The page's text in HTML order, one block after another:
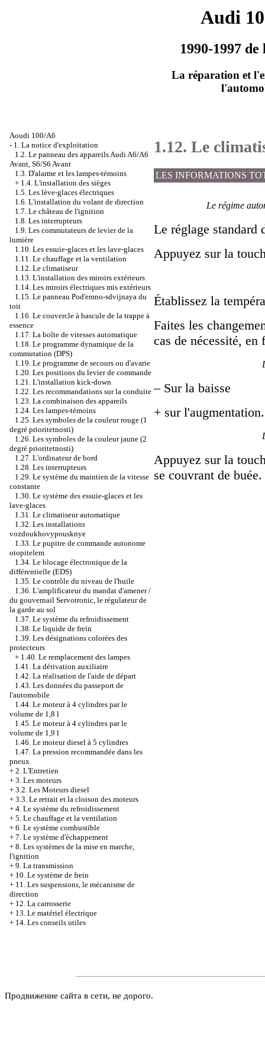
Audi
1990-1997
La réparation et
Aoudi 100/A6
- 1. La notice d'exploitation
1.2. Le panneau des appareils Audi A6/A6
Avant, S6/S6 Avant
1.3. D'alarme et les lampes-témoins
+ 1.4. L'installation des sièges
1.5. Les lève-glaces électriques
1.6. L'installation du volant de direction
1.7. Le château de l'ignition
1.8. Les interrupteurs
1.9. Les commutateurs de levier de la
lumière
1.10. Les essuie-glaces et les lave-glaces
1.11. Le chauffage et la ventilation
1.12. Le climatiseur
1.13. L'installation des miroirs extérieurs
1.14. Les miroirs électriques mis extérieurs
1.15. Le panneau Pod'emno-sdvijnaya du
toit
1.16. Le couvercle à bascule de la trappe à
essence
1.17. La boîte de vitesses automatique
1.18. Le programme dynamique de la
commutation (DPS)
1.19. Le programme de secours ou d'avarie
1.20. Les positions du levier de commande
1.21. L'installation kick-down
1.22. Les recommandations sur la conduite
1.23. La combinaison des appareils
1.24. Les lampes-témoins
1.25. Les symboles de la couleur rouge (1
degré prioritetnosti)
1.26. Les symboles de la couleur jaune (2
degré prioritetnosti)
1.27. L'ordinateur de bord
1.28. Les interrupteurs
1.29. Le système du maintien de la vitesse
constante
1.30. Le système des essuie-glaces et les
lave-glaces
1.31. Le climatiseur automatique
1.32. Les installations
vozdoukhovypousknye
1.33. Le pupitre de commande autonome
otopitelem
1.34. Le blocage électronique de la
différentielle (EDS)
1.35. Le contrôle du niveau de l'huile
1.36. L'amplificateur du mandat d'amener /
du gouvernail Servotronic, le régulateur de
la garde au sol
1.37. Le système du refroidissement
1.38. Le liquide de frein
1.39. Les désignations colorées des
protecteurs
+ 1.40. Le remplacement des lampes
1.41. La dérivation auxiliaire
1.42. La réalisation de l'aide de départ
1.43. Les données du passeport de
l'automobile
1.44. Le moteur à 4 cylindres par le
volume de 1,8 l
1.45. Le moteur à 4 cylindres par le
volume de 1,9 l
1.46. Le moteur diesel à 5 cylindres
1.47. La pression recommandée dans les
pneux
+ 2. L'Entretien
+ 3. Les moteurs
+ 3.2. Les Moteurs diesel
+ 3.3. Le retrait et la cloison des moteurs
+ 4. Le système du refroidissement
+ 5. Le chauffage et la ventilation
+ 6. Le système combustible
+ 7. Le système d'échappement
+ 8. Les systèmes de la mise en marche,
l'ignition
+ 9. La transmission
+ 10. Le système de frein
+ 11. Les suspensions, le mécanisme de
direction
+ 12. La carrosserie
+ 13. Le matériel électrique
+ 14. Les conseils utiles
1.12. Le
LES INFORMATIONS
Le régime
Le réglage standard
Appuyez sur la
Établissez la
Faites les
cas de nécessité,
– Sur la baisse
+ sur l'augmentation.
Appuyez sur la
se couvrant de buée.
Продвижение сайта в сети, не дорого.